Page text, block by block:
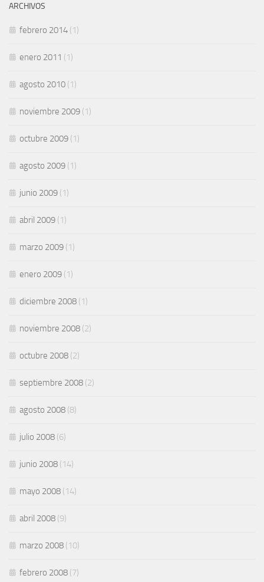
ARCHIVOS
febrero 2014 (1)
enero 2011 (1)
agosto 2010 (1)
noviembre 2009 (1)
octubre 2009 (1)
agosto 2009 (1)
junio 2009 (1)
abril 2009 (1)
marzo 2009 (1)
enero 2009 (1)
diciembre 2008 (1)
noviembre 2008 (2)
octubre 2008 (2)
septiembre 2008 (2)
agosto 2008 (8)
julio 2008 (6)
junio 2008 (14)
mayo 2008 (14)
abril 2008 (9)
marzo 2008 (10)
febrero 2008 (7)